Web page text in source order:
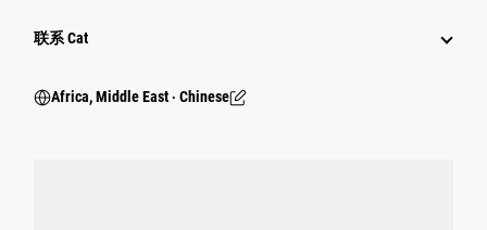
行业
联系 Cat
Africa, Middle East ‧ Chinese